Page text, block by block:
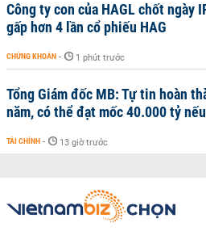
Công ty con của HAGL chốt ngày
gấp hơn 4 lần cổ phiếu HAG
CHỨNG KHOÁN - 1 phút trước
Tổng Giám đốc MB: Tự tin hoàn
năm, có thể đạt mốc 40.000 tỷ
TÀI CHÍNH - 13 giờ trước